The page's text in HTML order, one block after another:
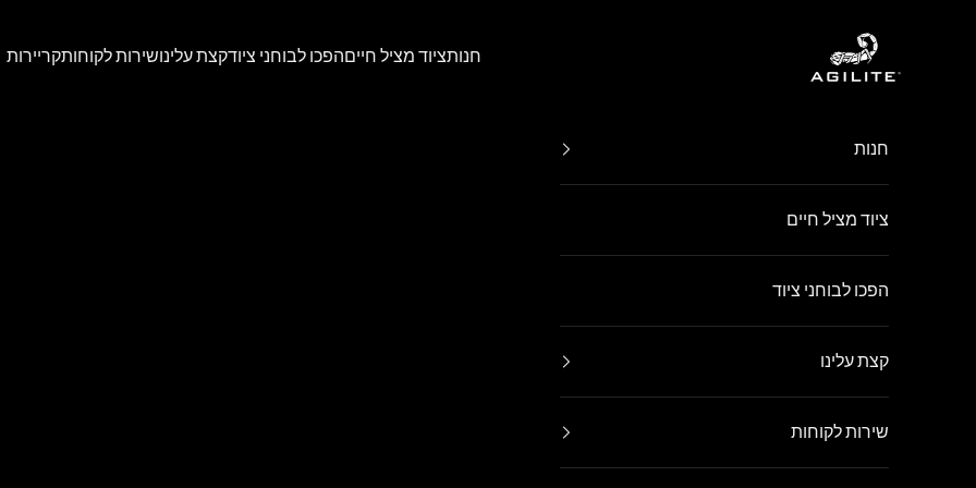
Agilite Israel
חנותציוד מציל חייםהפכו לבוחני ציודקצת עלינושירות לקוחותקריירות
חנות
ציוד מציל חיים
הפכו לבוחני ציוד
קצת עלינו
שירות לקוחות